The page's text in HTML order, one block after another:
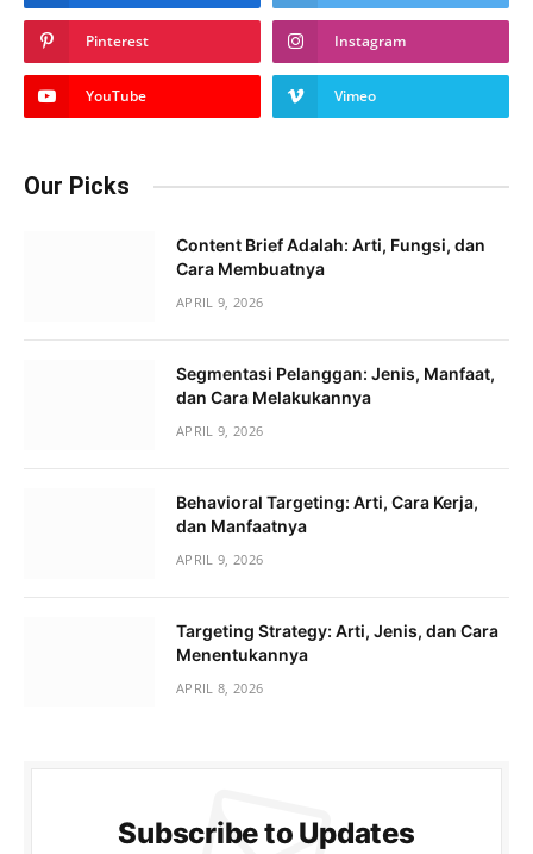
Pinterest Instagram
YouTube Vimeo
Our Picks
Content Brief Adalah: Arti, Fungsi, dan
Cara Membuatnya
APRIL 9, 2026
Segmentasi Pelanggan: Jenis, Manfaat,
dan Cara Melakukannya
APRIL 9, 2026
Behavioral Targeting: Arti, Cara Kerja,
dan Manfaatnya
APRIL 9, 2026
Targeting Strategy: Arti, Jenis, dan Cara
Menentukannya
APRIL 8, 2026
Subscribe to Updates